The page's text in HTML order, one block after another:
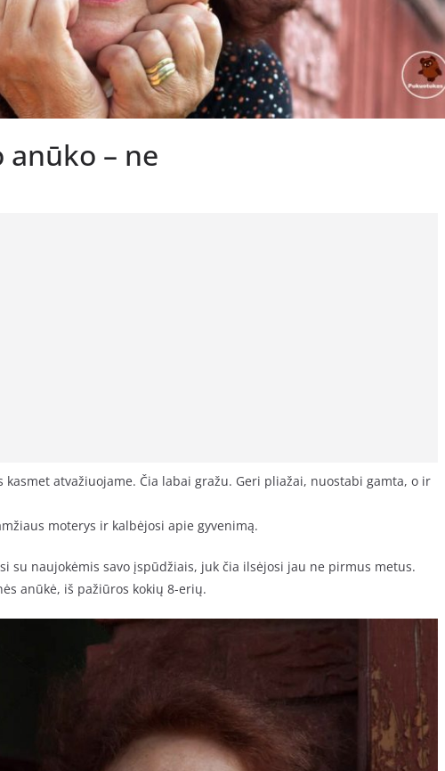
anūko – ne
atvažiuojame. Čia labai gražu. Geri pliažai, nuostabi gamta, o ir
moterys ir kalbėjosi apie gyvenimą.
su naujokėmis savo įspūdžiais, juk čia ilsėjosi jau ne pirmus metus.
anūkė, iš pažiūros kokių 8-erių.